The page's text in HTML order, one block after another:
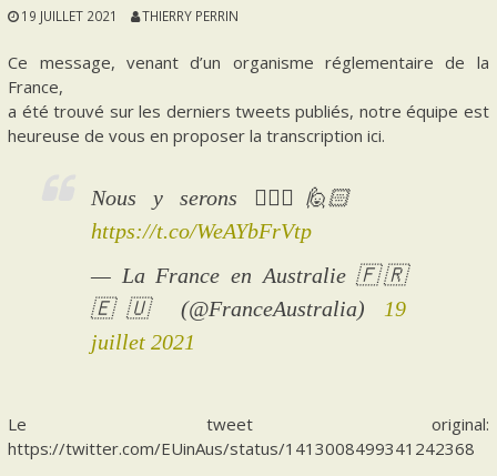
19 JUILLET 2021 THIERRY PERRIN
Ce message, venant d’un organisme réglementaire de la
France,
a été trouvé sur les derniers tweets publiés, notre équipe est
heureuse de vous en proposer la transcription ici.
Nous y serons 🙋🏻‍♀️🙋🏻
https://t.co/WeAYbFrVtp
— La France en Australie 🇫🇷
🇪🇺 (@FranceAustralia) 19
juillet 2021
Le tweet original:
https://twitter.com/EUinAus/status/1413008499341242368